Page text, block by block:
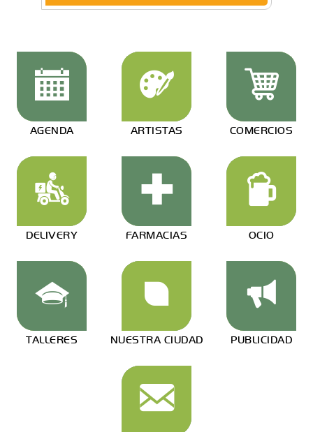
AGENDA ARTISTAS COMERCIOS
DELIVERY FARMACIAS OCIO
TALLERES NUESTRA CIUDAD PUBLICIDAD